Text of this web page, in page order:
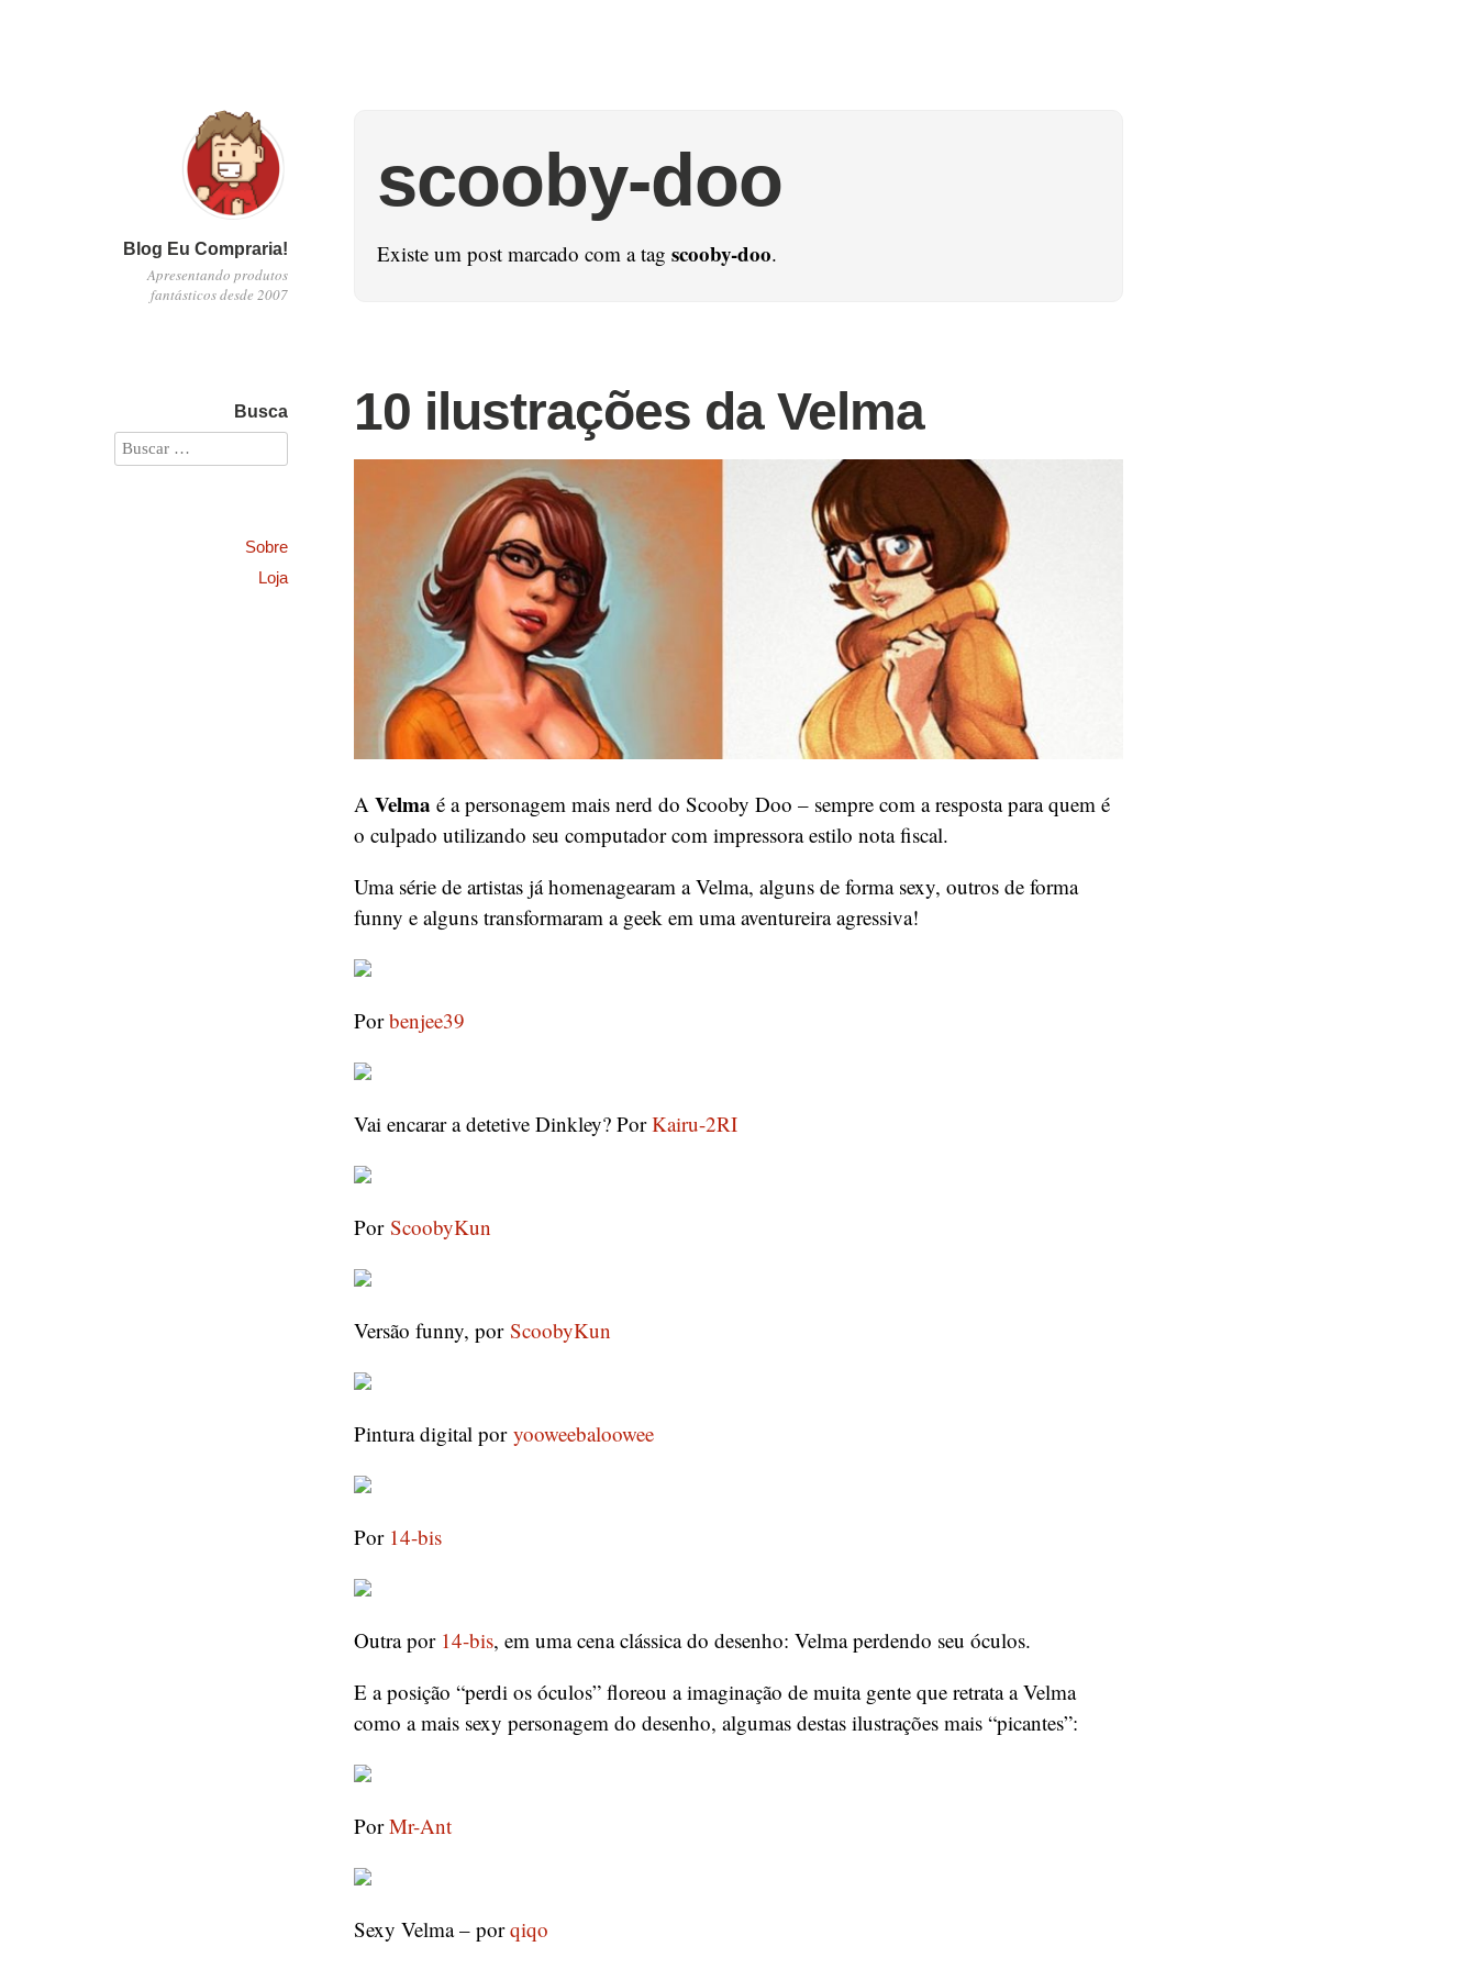
Blog Eu Compraria!
Apresentando produtos
fantásticos desde 2007
scooby-doo
Existe um post marcado com a tag scooby-doo.
10 ilustrações da Velma
A Velma é a personagem mais nerd do Scooby Doo – sempre com a resposta para quem é
o culpado utilizando seu computador com impressora estilo nota fiscal.
Uma série de artistas já homenagearam a Velma, alguns de forma sexy, outros de forma
funny e alguns transformaram a geek em uma aventureira agressiva!
Porbenjee39
Vai encarar a detetive Dinkley? PorKairu-2RI
Por ScoobyKun
Versão funny, por ScoobyKun
Pintura digital por yooweebaloowee
Por 14-bis
Outra por14-bis, em uma cena clássica do desenho: Velma perdendo seu óculos.
E a posição “perdi os óculos” floreou a imaginação de muita gente que retrata a Velma
como a mais sexy personagem do desenho, algumas destas ilustrações mais “picantes”:
PorMr-Ant
Sexy Velma – porqiqo
Busca
Sobre
Loja